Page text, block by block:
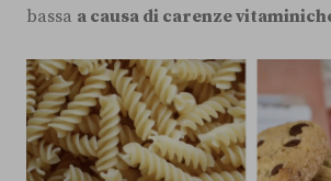
bassa a causa di carenze